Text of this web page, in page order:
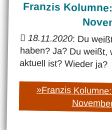
Franzis
18.11.2020: Du
haben? Ja?
aktuell ist? Wieder ja?
»Franzis